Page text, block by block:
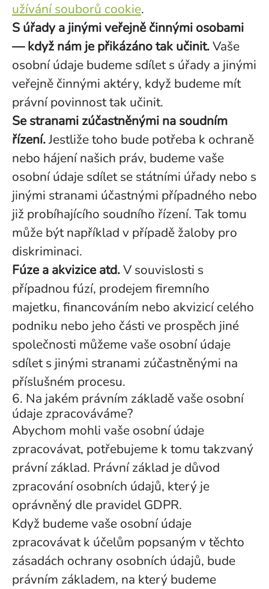
užívání souborů cookie.
S úřady a jinými veřejně činnými osobami
— když nám je přikázáno tak učinit.Vaše
osobní údaje budeme sdílet s úřady a jinými
veřejně činnými aktéry, když budeme mít
právní povinnost tak učinit.
Se stranami zúčastněnými na soudním
řízení.Jestliže toho bude potřeba k ochraně
nebo hájení našich práv, budeme vaše
osobní údaje sdílet se státními úřady nebo s
jinými stranami účastnými případného nebo
již probíhajícího soudního řízení. Tak tomu
může být například v případě žaloby pro
diskriminaci.
Fúze a akvizice atd.V souvislosti s
případnou fúzí, prodejem firemního
majetku, financováním nebo akvizicí celého
podniku nebo jeho části ve prospěch jiné
společnosti můžeme vaše osobní údaje
sdílet s jinými stranami zúčastněnými na
příslušném procesu.
6. Na jakém právním základě vaše osobní
údaje zpracováváme?
Abychom mohli vaše osobní údaje
zpracovávat, potřebujeme k tomu takzvaný
právní základ. Právní základ je důvod
zpracování osobních údajů, který je
oprávněný dle pravidel GDPR.
Když budeme vaše osobní údaje
zpracovávat k účelům popsaným v těchto
zásadách ochrany osobních údajů, bude
právním základem, na který budeme